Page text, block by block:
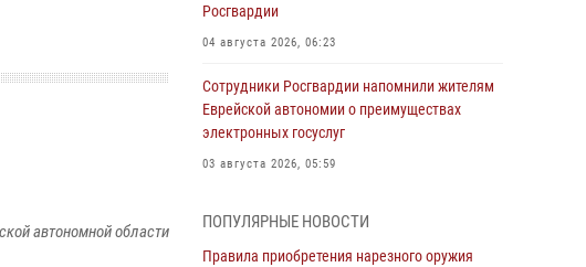
автономной области
Росгвардии
04 августа 2026, 06:23
Сотрудники Росгвардии напомнили жителям
Еврейской автономии о преимуществах
электронных госуслуг
03 августа 2026, 05:59
армии Виктор Золотов поздравил
специалистов подразделений тыла с
ПОПУЛЯРНЫЕ НОВОСТИ
Правила приобретения нарезного оружия